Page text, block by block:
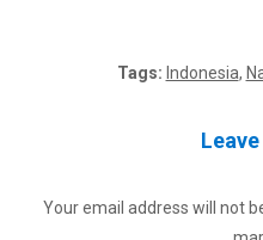
Tags: Indonesia,
Your email address will not